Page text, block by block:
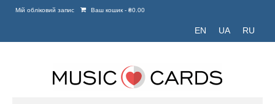
Мій обліковий запис Ваш кошик - ₴0.00
EN UA RU